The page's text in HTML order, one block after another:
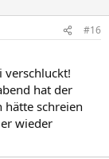
#16
verschluckt!
hat der
hätte schreien
wieder